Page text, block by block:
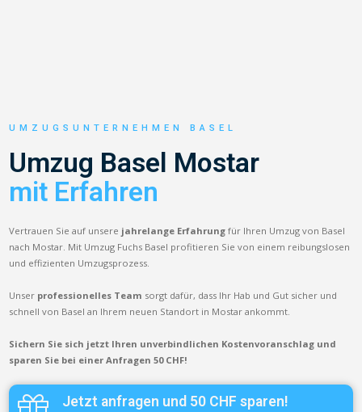
UMZUGSUNTERNEHMEN BASEL
Umzug Basel Mostar
mit Erfahren
Vertrauen Sie auf unsere jahrelange Erfahrung für Ihren Umzug von Basel
nach Mostar. Mit Umzug Fuchs Basel profitieren Sie von einem reibungslosen
und effizienten Umzugsprozess.
Unser professionelles Team sorgt dafür, dass Ihr Hab und Gut sicher und
schnell von Basel an Ihrem neuen Standort in Mostar ankommt.
Sichern Sie sich jetzt Ihren unverbindlichen Kostenvoranschlag und
sparen Sie bei einer Anfragen 50 CHF!
Jetzt anfragen und 50 CHF sparen!